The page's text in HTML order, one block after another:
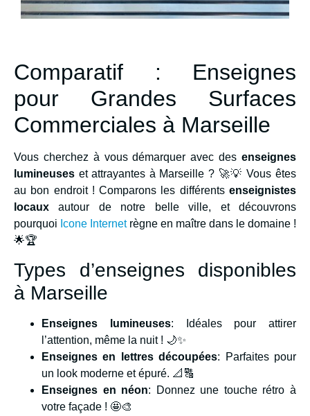
Comparatif : Enseignes
pour Grandes Surfaces
Commerciales à Marseille
Vous cherchez à vous démarquer avec des enseignes
lumineuses et attrayantes à Marseille ? 🚀💡 Vous êtes
au bon endroit ! Comparons les différents enseignistes
locaux autour de notre belle ville, et découvrons
pourquoi Icone Internetrègne en maître dans le domaine !
🌟🏆
Types d’enseignes disponibles
à Marseille
Enseignes lumineuses: Idéales pour attirer
l’attention, même la nuit ! 🌙✨
Enseignes en lettres découpées: Parfaites pour
un look moderne et épuré. 📐🔠
Enseignes en néon: Donnez une touche rétro à
votre façade ! 🤩🎨